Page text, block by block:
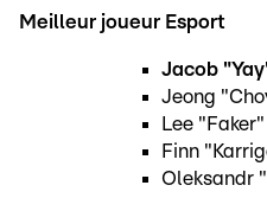
Meilleur joueur Esport
Jacob
Jeong
Lee
Finn
Oleksandr